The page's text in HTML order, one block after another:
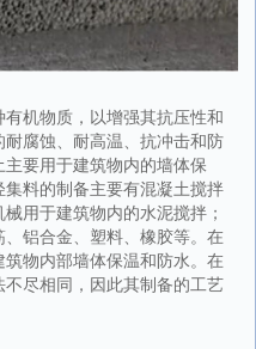
机物质，以增强其抗压性和
腐蚀、耐高温、抗冲击和防
要用于建筑物内的墙体保
料的制备主要有混凝土搅拌
用于建筑物内的水泥搅拌；
铝合金、塑料、橡胶等。在
物内部墙体保温和防水。在
尽相同，因此其制备的工艺